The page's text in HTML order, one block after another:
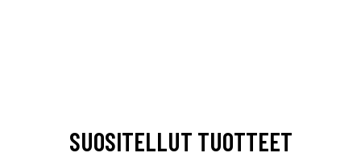
SUOSITELLUT TUOTTEET